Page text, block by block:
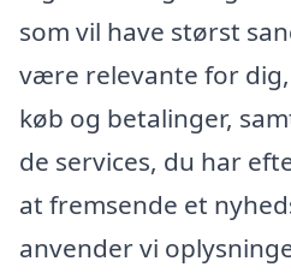
som vil have størst
være relevante for
køb og betalinger,
de services, du har
at fremsende et
anvender vi